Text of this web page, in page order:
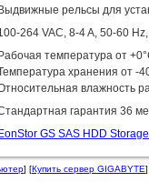
Выдвижные рельсы для
264 VAC, 8-4 A, 50-60
Рабочая температура от
хранения от -
влажность
гарантия 36
EonStor GS SAS HDD
] [Купить сервер GIGABYTE